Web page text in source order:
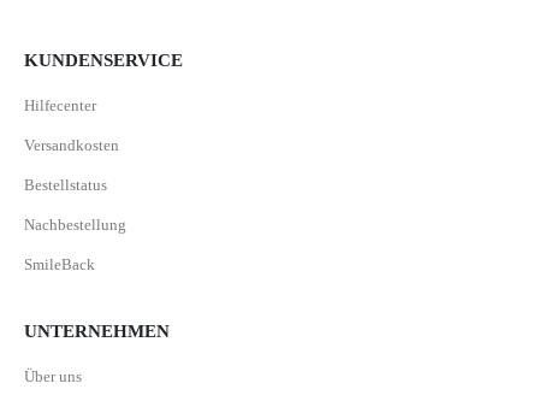
KUNDENSERVICE
Hilfecenter
Versandkosten
Bestellstatus
Nachbestellung
SmileBack
UNTERNEHMEN
Über uns